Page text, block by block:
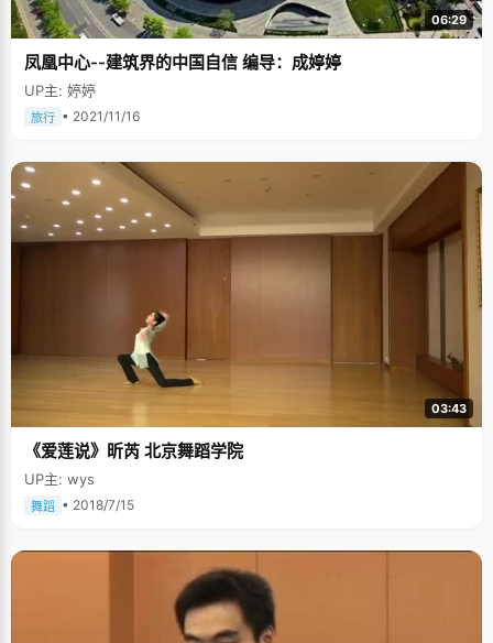
06:29
凤凰中心--建筑界的中国自信 编导：成婷婷
UP主: 婷婷
旅行 • 2021/11/16
03:43
《爱莲说》昕芮 北京舞蹈学院
UP主: wys
舞蹈 • 2018/7/15